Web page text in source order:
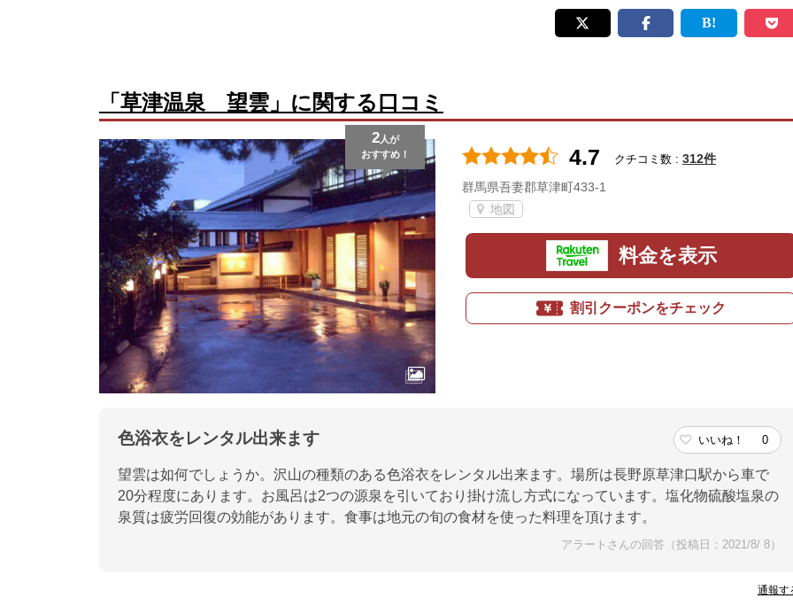
「草津温泉 望雲」に関する口コミ
2人が
おすすめ！
4.7 クチコミ数 : 312件
群馬県吾妻郡草津町433-1
地図
料金を表示
割引クーポンをチェック
色浴衣をレンタル出来ます いいね！ 0
望雲は如何でしょうか。沢山の種類のある色浴衣をレンタル出来ます。場所は長野原草津口駅から車で
20分程度にあります。お風呂は2つの源泉を引いており掛け流し方式になっています。塩化物硫酸塩泉の
泉質は疲労回復の効能があります。食事は地元の旬の食材を使った料理を頂けます。
アラートさんの回答（投稿日：2021/8/ 8）
通報す